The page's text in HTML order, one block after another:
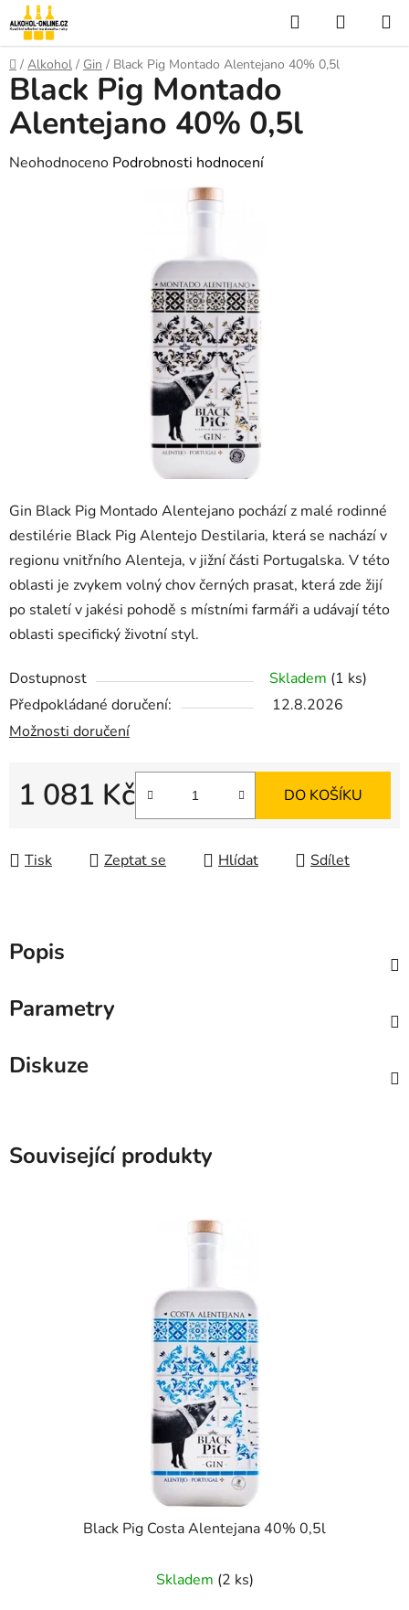
Přejít
na
obsah
Hledat
KOŠÍK
Domů
/ Alkohol / Gin / Black Pig Montado Alentejano 40% 0,5l
Gin Black Pig Montado Alentejano pochází z malé rodinné
destilérie Black Pig Alentejo Destilaria, která se nachází v
regionu vnitřního Alenteja, v jižní části Portugalska. V této
oblasti je zvykem volný chov černých prasat, která zde žijí
po staletí v jakési pohodě s místními farmáři a udávají této
oblasti specifický životní styl.
Dostupnost Skladem (1 ks)
Předpokládané doručení:
12.8.2026
Možnosti doručení
1 081 Kč DO KOŠÍKU
Tisk Zeptat se Hlídat Sdílet
Black Pig Montado
Alentejano 40% 0,5l
Průměrné
Neohodnoceno Podrobnosti hodnocení
Popis
Parametry
Diskuze
Související produkty
Black Pig Costa Alentejana 40% 0,5l
Skladem (2 ks)